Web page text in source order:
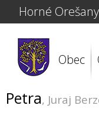
Horné Orešany
Obec
Petra, Juraj